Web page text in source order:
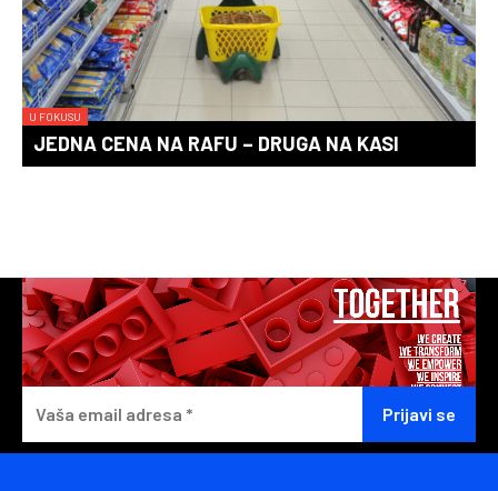
U FOKUSU
JEDNA CENA NA RAFU – DRUGA NA KASI